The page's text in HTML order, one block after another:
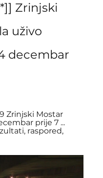
Zrinjski
uživo
decembar
Zrinjski Mostar
prije 7 ...
raspored,